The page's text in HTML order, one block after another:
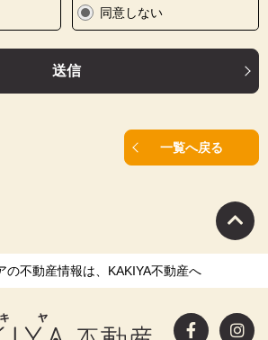
に関する規程を明確にし、従業者に周知徹底し
対しても適切にお客さま情報を取り扱うように要
について、お客さま本人からの開示、訂正、削
に従ってお客さま情報の取り扱いをいたします。
のサービスをお客さまにご利用いただくにあた
あるいは協力会社又は業務委託先等を通じて、お
さまの電子メールアドレス、氏名、住所、電話番
同意しない
送信
一覧へ戻る
の不動産情報は、KAKIYA不動産へ